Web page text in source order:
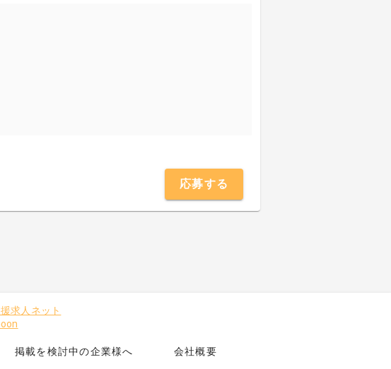
応募する
求人ネット
掲載を検討中の企業様へ 会社概要